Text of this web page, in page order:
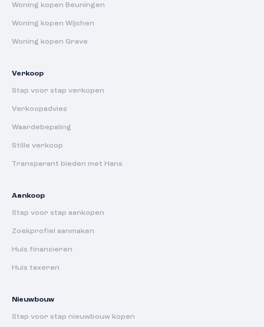
Woning kopen Beuningen
Woning kopen Wijchen
Woning kopen Grave
Verkoop
Stap voor stap verkopen
Verkoopadvies
Waardebepaling
Stille verkoop
Transparant bieden met Hans
Aankoop
Stap voor stap aankopen
Zoekprofiel aanmaken
Huis financieren
Huis taxeren
Nieuwbouw
Stap voor stap nieuwbouw kopen